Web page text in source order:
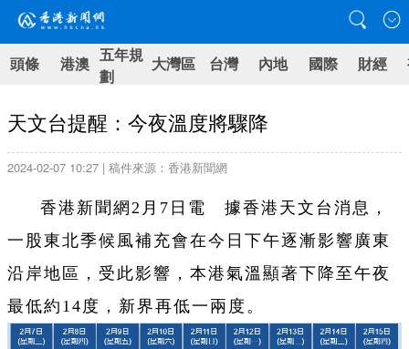
頭條 港澳 五年規
劃
大灣區 台灣 內地 國際 財經
天文台提醒：今夜溫度將驟降
2024-02-07 10:27 | 稿件來源：香港新聞網
香港新聞網2月7日電 據香港天文台消息，
一股東北季候風補充會在今日下午逐漸影響廣東
沿岸地區，受此影響，本港氣溫顯著下降至午夜
最低約14度，新界再低一兩度。